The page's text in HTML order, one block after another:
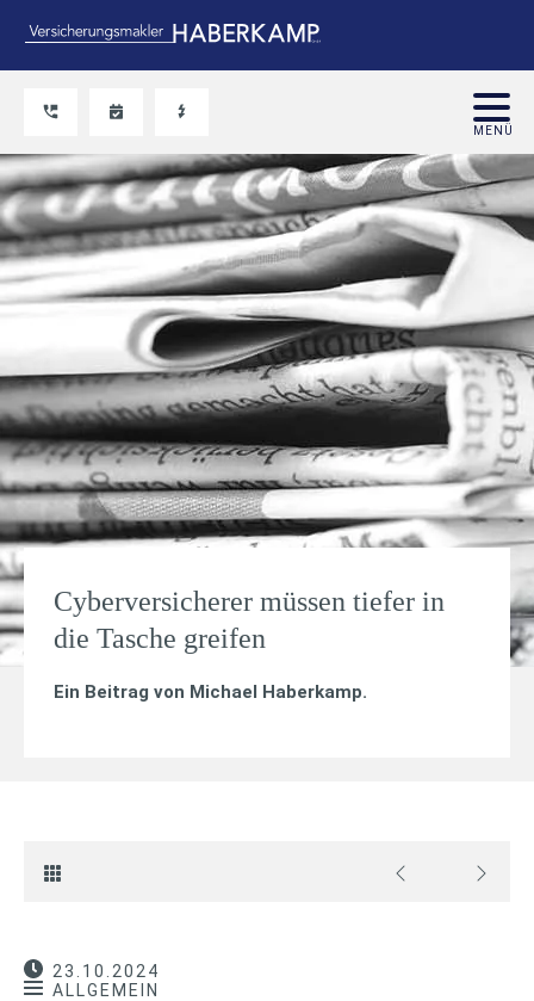
Cyberversicherer müssen tiefer in
die Tasche greifen
Ein Beitrag von Michael Haberkamp.
23.10.2024
ALLGEMEIN